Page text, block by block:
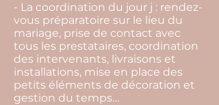
- La coordination du jour j : rendez-
vous préparatoire sur le lieu du
mariage, prise de contact avec
tous les prestataires, coordination
des intervenants, livraisons et
installations, mise en place des
petits éléments de décoration et
gestion du temps…